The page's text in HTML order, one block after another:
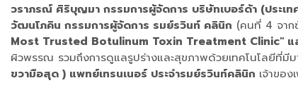
วราภรณ์ ศิริบุญมา กรรมการผู้จัดการ บริษัทเบอร์ด้า (ประเ
วัฒนโภคิน กรรมการผู้จัดการ รมย์รวินท์ คลินิก (คนที่ 4 จาก
Most Trusted Botulinum Toxin Treatment Clinic" แ
ผิวพรรณ รวมถึงการดูแลรูปร่างและสุขภาพด้วยเทคโนโลยีที่มี
ขวามือสุด ) แพทย์เทรนเนอร์ ประจำรมย์รวินท์คลินิก เจ้าขอ